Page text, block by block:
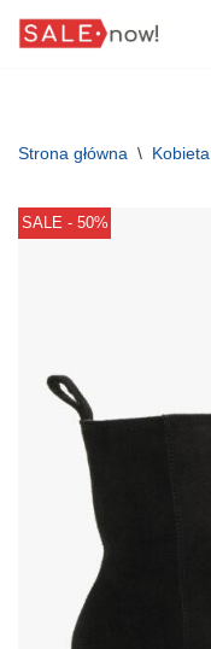
Strona główna \ Kobieta
SALE - 50%